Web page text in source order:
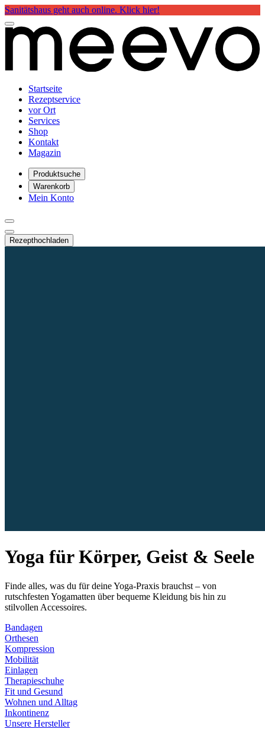
Sanitätshaus geht auch online. Klick hier!
Startseite
Rezeptservice
vor Ort
Services
Shop
Kontakt
Magazin
Produktsuche
Warenkorb
Mein Konto
Rezepthochladen
Yoga für Körper, Geist & Seele
Finde alles, was du für deine Yoga-Praxis brauchst – von
rutschfesten Yogamatten über bequeme Kleidung bis hin zu
stilvollen Accessoires.
Bandagen
Orthesen
Kompression
Mobilität
Einlagen
Therapieschuhe
Fit und Gesund
Wohnen und Alltag
Inkontinenz
Unsere Hersteller